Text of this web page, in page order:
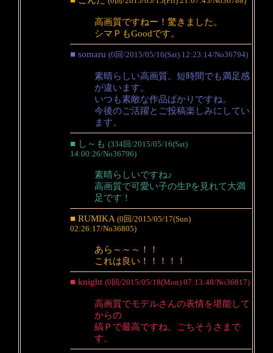
高画質ですねー！驚きました。
シマＰもGoodです。
■ somaru (0回/2015/05/16(Sat) 12:23:14/No36794)
素晴らしい高画質。短時間でも満足感
が違います。
いつも素敵な作品ばかりですね。
今後のご活躍とご投稿楽しみにしてい
ます。
■ し～も (334回/2015/05/16(Sat)
14:00:26/No36796)
素晴らしいですね♪
高画質で可愛い子の生Pを見れて大満
足です！
■ RUMIKA (0回/2015/05/17(Sun)
02:26:17/No36805)
あら～～～！！
これは良い！！！！！
■ knight (0回/2015/05/18(Mon) 07:13:48/No36817)
高画質でモデルさんの表情を堪能して
からの
縞Ｐで最高ですね。ごちそうさまで
す。